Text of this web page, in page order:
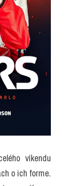
víkendu
o ich forme.